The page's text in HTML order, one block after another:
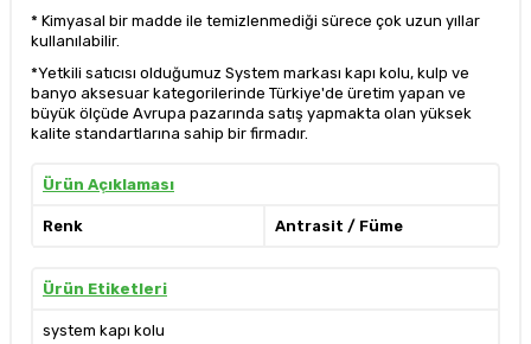
* Kimyasal bir madde ile temizlenmediği sürece çok uzun yıllar
kullanılabilir.
*Yetkili satıcısı olduğumuz System markası kapı kolu, kulp ve
banyo aksesuar kategorilerinde Türkiye'de üretim yapan ve
büyük ölçüde Avrupa pazarında satış yapmakta olan yüksek
kalite standartlarına sahip bir firmadır.
Ürün Açıklaması
Renk Antrasit / Füme
Ürün Etiketleri
system kapı kolu